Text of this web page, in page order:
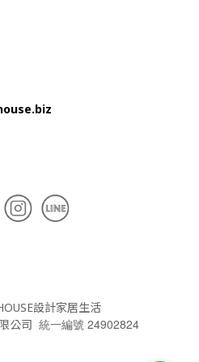
設計家居生活
公司 統一編號 24902824